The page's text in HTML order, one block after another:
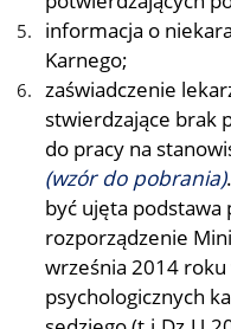
informacja o
Karnego;
zaświadczenie
stwierdzające brak
do pracy na
(wzór do pobrania)
być ujęta podstawa
rozporządzenie
września 2014
psychologicznych